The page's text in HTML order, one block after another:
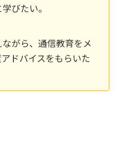
びたい。
がら、通信教育をメ
ドバイスをもらいた